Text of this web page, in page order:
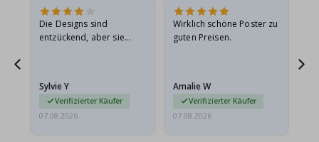
Die Designs sind
entzückend, aber sie
sie…
Sylvie Y
Verifizierter Käufer
07.08.2026
Wirklich schöne Poster zu
guten Preisen.
Amalie W
Verifizierter Käufer
07.08.2026